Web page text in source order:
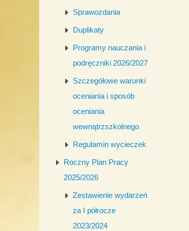
Sprawozdania
Duplikaty
Programy nauczania i
podręczniki 2026/2027
Szczegółowe warunki
oceniania i sposób
oceniania
wewnątrzszkolnego
Regulamin wycieczek
Roczny Plan Pracy
2025/2026
Zestawienie wydarzeń
za I półrocze
2023/2024